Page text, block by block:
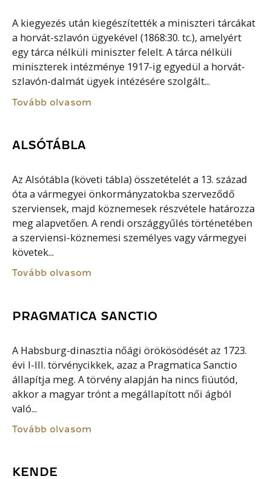
A kiegyezés után kiegészítették a miniszteri tárcákat
a horvát-szlavón ügyekével (1868:30. tc.), amelyért
egy tárca nélküli miniszter felelt. A tárca nélküli
miniszterek intézménye 1917-ig egyedül a horvát-
szlavón-dalmát ügyek intézésére szolgált...
Tovább olvasom
ALSÓTÁBLA
Az Alsótábla (követi tábla) összetételét a 13. század
óta a vármegyei önkormányzatokba szerveződő
szerviensek, majd köznemesek részvétele határozza
meg alapvetően. A rendi országgyűlés történetében
a szerviensi-köznemesi személyes vagy vármegyei
követek...
Tovább olvasom
PRAGMATICA SANCTIO
A Habsburg-dinasztia nőági örökösödését az 1723.
évi I-III. törvénycikkek, azaz a Pragmatica Sanctio
állapítja meg. A törvény alapján ha nincs fiúutód,
akkor a magyar trónt a megállapított női ágból
való...
Tovább olvasom
KENDE